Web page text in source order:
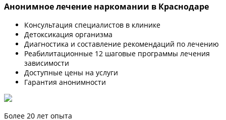
Анонимное лечение наркомании в Краснодаре
Консультация специалистов в клинике
Детоксикация организма
Диагностика и составление рекомендаций по лечению
Реабилитационные 12 шаговые программы лечения
зависимости
Доступные цены на услуги
Гарантия анонимности
Более 20 лет опыта